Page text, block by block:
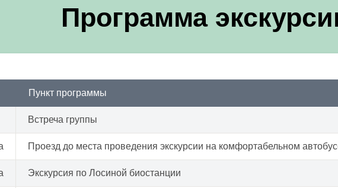
Программа
Пункт программы
Встреча группы
Проезд до места проведения экскурсии на комфортабельном
Экскурсия по Лосиной биостанции